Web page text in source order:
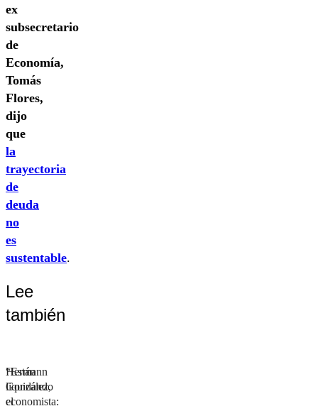
ex
subsecretario
de
Economía,
Tomás
Flores,
dijo
que
la
trayectoria
de
deuda
no
es
sustentable.
Lee
también
Hermann
González,
economista:
“Están
liquidando
el